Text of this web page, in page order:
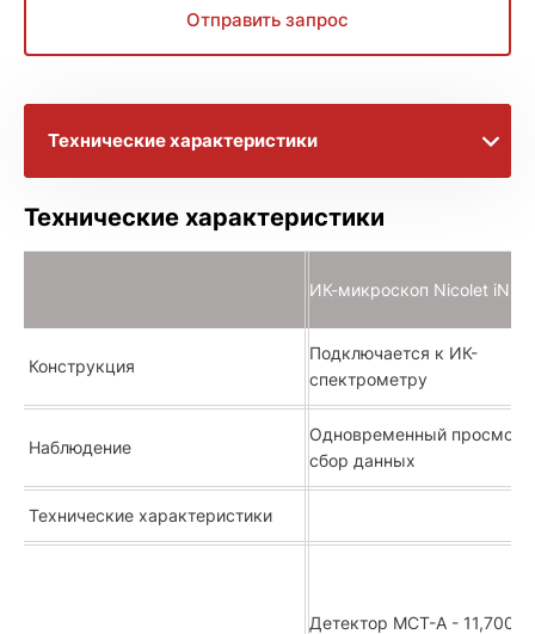
Отправить запрос
Технические характеристики
Видеоматериалы
Технические характеристики
ИК-микроскоп Nicolet iN5
Конструкция
Подключается к ИК-
спектрометру
Наблюдение
Одновременный просмотр
сбор данных
Технические характеристики
Детектор MCT-A - 11,700-